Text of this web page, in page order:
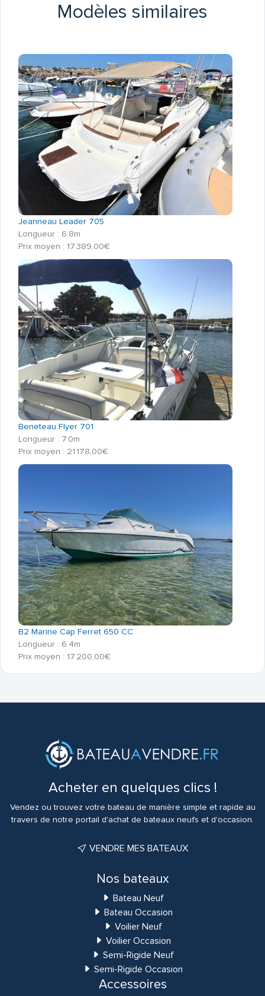
Modèles similaires
Jeanneau Leader 705
Longueur : 6.8m
Prix moyen : 17 389,00€
Beneteau Flyer 701
Longueur : 7.0m
Prix moyen : 21 178,00€
B2 Marine Cap Ferret 650 CC
Longueur : 6.4m
Prix moyen : 17 200,00€
Acheter en quelques clics !
Vendez ou trouvez votre bateau de manière simple et rapide au
travers de notre portail d'achat de bateaux neufs et d'occasion.
VENDRE MES BATEAUX
Nos bateaux
Bateau Neuf
Bateau Occasion
Voilier Neuf
Voilier Occasion
Semi-Rigide Neuf
Semi-Rigide Occasion
Accessoires